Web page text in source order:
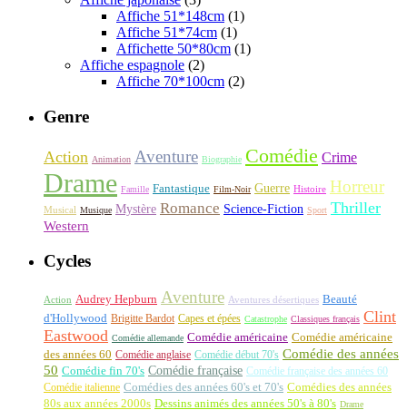
Affiche 51*148cm (1)
Affiche 51*74cm (1)
Affichette 50*80cm (1)
Affiche espagnole (2)
Affiche 70*100cm (2)
Genre
Action Animation Aventure Biographie Comédie Crime
Drame Famille Fantastique Film-Noir Guerre Histoire Horreur
Musical Musique Mystère Romance Science-Fiction Sport Thriller
Western
Cycles
Action Audrey Hepburn Aventure Aventures désertiques Beauté
d'Hollywood Brigitte Bardot Capes et épées Catastrophe Classiques français Clint
Eastwood Comédie allemande Comédie américaine Comédie américaine
des années 60 Comédie anglaise Comédie début 70's Comédie des années
50 Comédie fin 70's Comédie française Comédie française des années 60
Comédie italienne Comédies des années 60's et 70's Comédies des années
80s aux années 2000s Dessins animés des années 50's à 80's Drame